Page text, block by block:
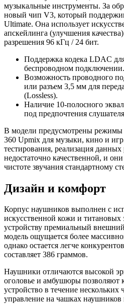
музыкальные инструменты. За
новый чип V3, который
Ultimate. Она использует
апскейлинга (улучшения
разрешения 96 кГц / 24 бит.
Поддержка кодека LDAC
беспроводном подключении.
Возможность проводного
или разъем 3,5 мм для
(Lossless).
Наличие 10-полосного
под предпочтения
В модели предусмотрены режимы
360 Upmix для музыки, кино и
тестирования, реализация
недостаточно качественной, и
чистоте звучания стандартному
Дизайн и комфорт
Корпус наушников выполнен с
искусственной кожи и титановых
устройству премиальный
модель ощущается более
однако остается легче
составляет 386 граммов.
Наушники отличаются высокой
оголовье и амбушюры позволяют
устройство в течение нескольких
управление на чашках наушников